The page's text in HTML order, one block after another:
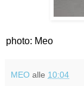
photo: Meo
MEO alle 10:04